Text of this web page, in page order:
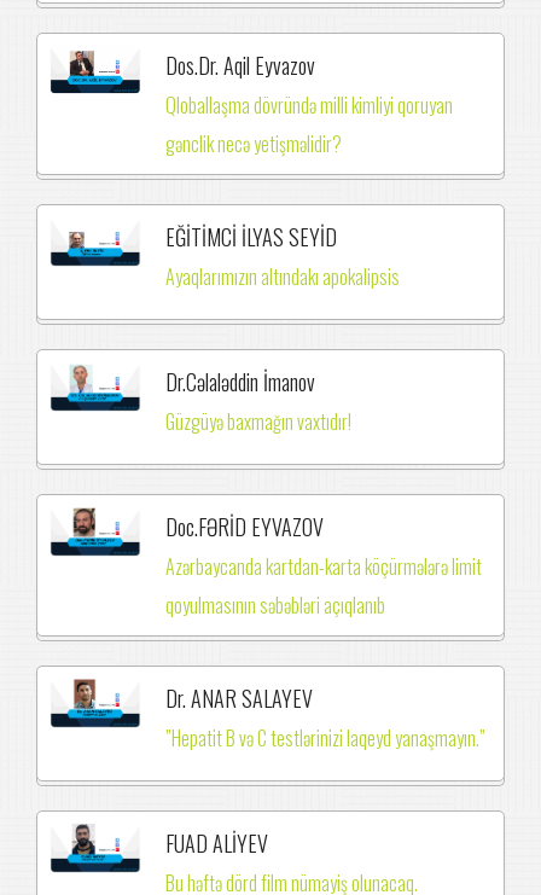
Dos.Dr. Aqil Eyvazov
Qloballaşma dövründə milli kimliyi qoruyan
gənclik necə yetişməlidir?
EĞİTİMCİ İLYAS SEYİD
Ayaqlarımızın altındakı apokalipsis
Dr.Cəlaləddin İmanov
Güzgüyə baxmağın vaxtıdır!
Doc.FƏRİD EYVAZOV
Azərbaycanda kartdan-karta köçürmələrə limit
qoyulmasının səbəbləri açıqlanıb
Dr. ANAR SALAYEV
”Hepatit B və C testlərinizi laqeyd yanaşmayın.”
FUAD ALİYEV
Bu həftə dörd film nümayiş olunacaq.